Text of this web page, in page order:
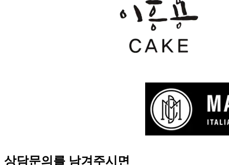
상담문의를 남겨주시면